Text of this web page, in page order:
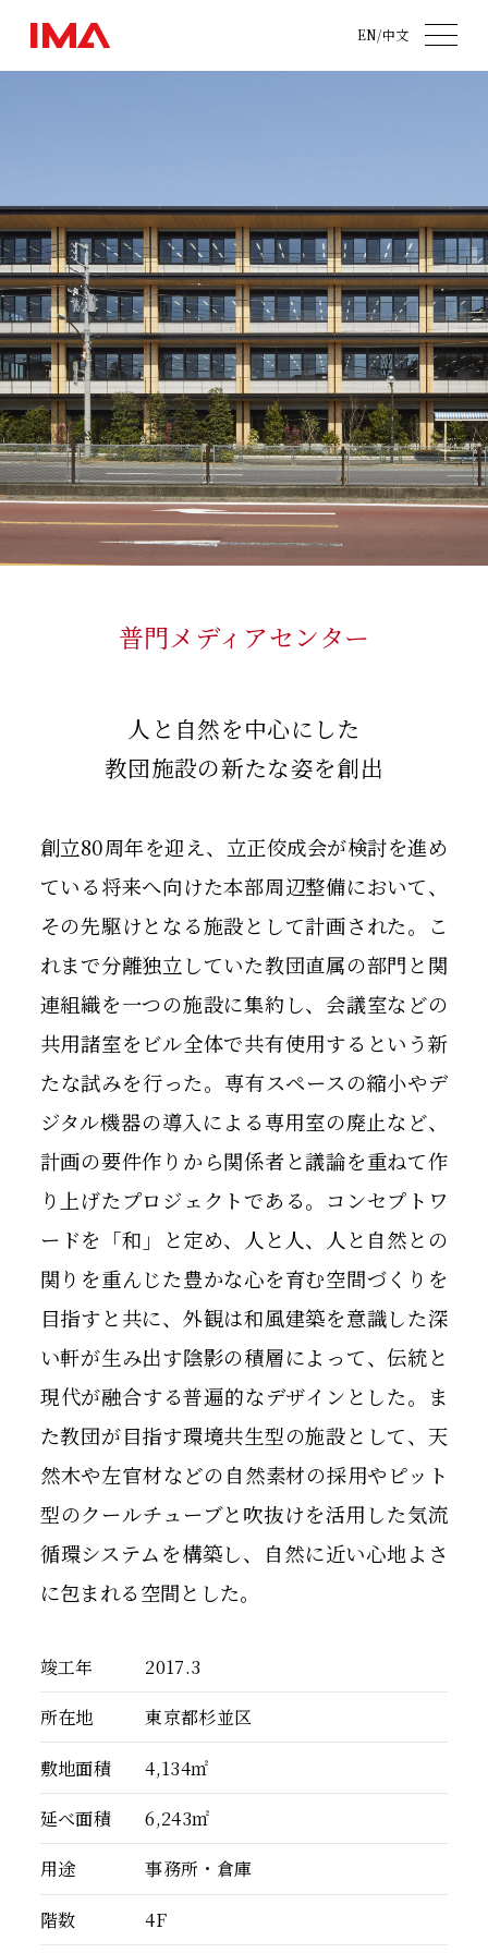
EN/中文
普門メディアセンター
人と自然を中心にした
教団施設の新たな姿を創出
創立80周年を迎え、立正佼成会が検討を進め
ている将来へ向けた本部周辺整備において、
その先駆けとなる施設として計画された。こ
れまで分離独立していた教団直属の部門と関
連組織を一つの施設に集約し、会議室などの
共用諸室をビル全体で共有使用するという新
たな試みを行った。専有スペースの縮小やデ
ジタル機器の導入による専用室の廃止など、
計画の要件作りから関係者と議論を重ねて作
り上げたプロジェクトである。コンセプトワ
ードを「和」と定め、人と人、人と自然との
関りを重んじた豊かな心を育む空間づくりを
目指すと共に、外観は和風建築を意識した深
い軒が生み出す陰影の積層によって、伝統と
現代が融合する普遍的なデザインとした。ま
た教団が目指す環境共生型の施設として、天
然木や左官材などの自然素材の採用やピット
型のクールチューブと吹抜けを活用した気流
循環システムを構築し、自然に近い心地よさ
に包まれる空間とした。
竣工年
2017.3
所在地
東京都杉並区
敷地面積
4,134㎡
延べ面積
6,243㎡
用途
事務所・倉庫
階数
4F